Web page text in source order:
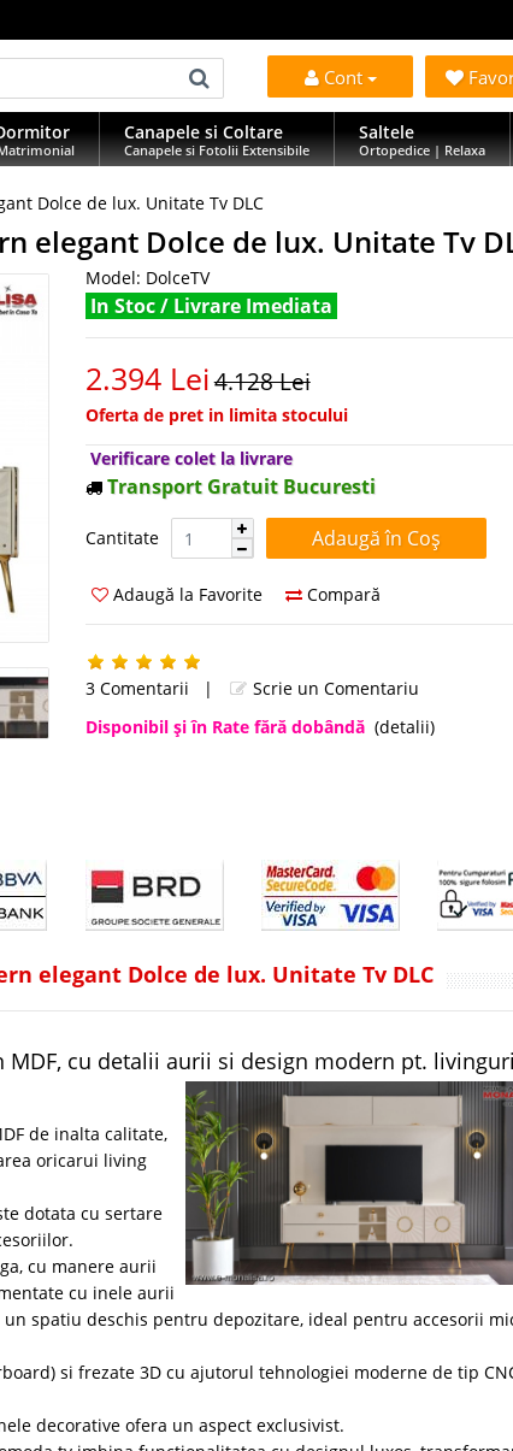
Cont
Canapele si Coltare
Canapele si Fotolii Extensibile
Saltele
Ortopedice | Relaxa
Dolce de lux. Unitate Tv DLC
elegant Dolce de lux. Unitate Tv
Model: DolceTV
In Stoc / Livrare Imediata
2.394 Lei4.128 Lei
Oferta de pret in limita stocului
Verificare colet la livrare
Transport Gratuit Bucuresti
Cantitate Cantitate:
Adaugă la Favorite Compară
3 Comentarii |
Scrie un Comentariu
Disponibil şi în Rate fără dobândă (detalii)
elegant Dolce de lux. Unitate Tv DLC
cu detalii aurii si design modern pt.
de inalta calitate,
oricarui living
dotata cu sertare
cu manere aurii
cu inele aurii
spatiu deschis pentru depozitare, ideal pentru accesorii
si frezate 3D cu ajutorul tehnologiei moderne de tip
decorative ofera un aspect exclusivist.